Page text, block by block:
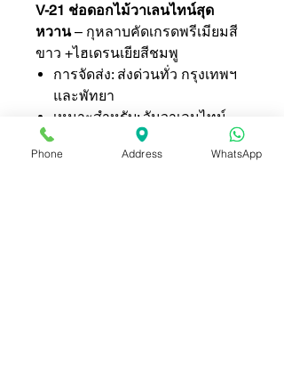
V-21 ช่อดอกไม้วาเลนไทน์สุด
หวาน– กุหลาบคัดเกรดพรีเมียมสี
ขาว +ไฮเดรนเยียสีชมพู
การจัดส่ง: ส่งด่วนทั่ว กรุงเทพฯ
และพัทยา
เหมาะสำหรับ: วันวาเลนไทน์,
วันครบรอบ และโอกาสพิเศษ
สั่งเลย: บริการมืออาชีพจากร้าน
Phone Address WhatsApp